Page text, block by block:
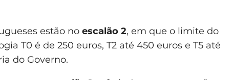
estão no escalão 2, em que o limite do
T0 é de 250 euros, T2 até 450 euros e T5 até
do Governo.